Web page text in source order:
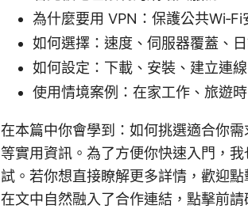
為什麼要用 VPN：保護公共
如何選擇：速度、伺服器覆蓋、
如何設定：下載、安裝、建立連
使用情境案例：在家工作、旅遊
在本篇中你會學到：如何挑選適合你
等實用資訊。為了方便你快速入門，
試。若你想直接瞭解更多詳情，歡迎
在文中自然融入了合作連結，點擊前請